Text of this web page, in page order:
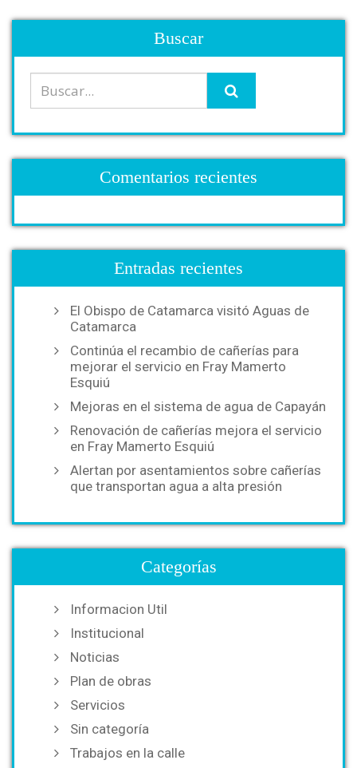
Buscar
Comentarios recientes
Entradas recientes
El Obispo de Catamarca visitó Aguas de
Catamarca
Continúa el recambio de cañerías para
mejorar el servicio en Fray Mamerto
Esquiú
Mejoras en el sistema de agua de Capayán
Renovación de cañerías mejora el servicio
en Fray Mamerto Esquiú
Alertan por asentamientos sobre cañerías
que transportan agua a alta presión
Categorías
Informacion Util
Institucional
Noticias
Plan de obras
Servicios
Sin categoría
Trabajos en la calle